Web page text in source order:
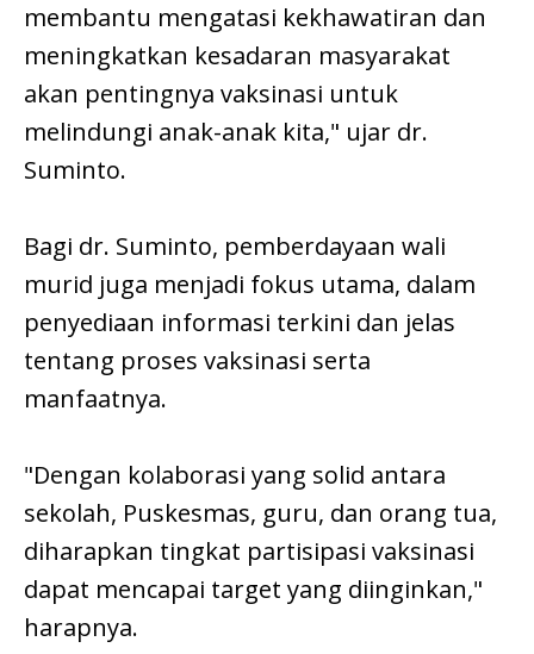
membantu mengatasi kekhawatiran dan
meningkatkan kesadaran masyarakat
akan pentingnya vaksinasi untuk
melindungi anak-anak kita," ujar dr.
Suminto.
Bagi dr. Suminto, pemberdayaan wali
murid juga menjadi fokus utama, dalam
penyediaan informasi terkini dan jelas
tentang proses vaksinasi serta
manfaatnya.
"Dengan kolaborasi yang solid antara
sekolah, Puskesmas, guru, dan orang tua,
diharapkan tingkat partisipasi vaksinasi
dapat mencapai target yang diinginkan,"
harapnya.